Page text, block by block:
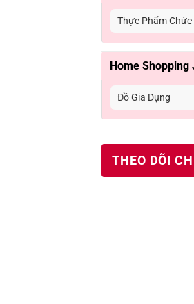
Thực Phẩm Chức
Home Shopping
Đồ Gia Dụng
THEO DÕI